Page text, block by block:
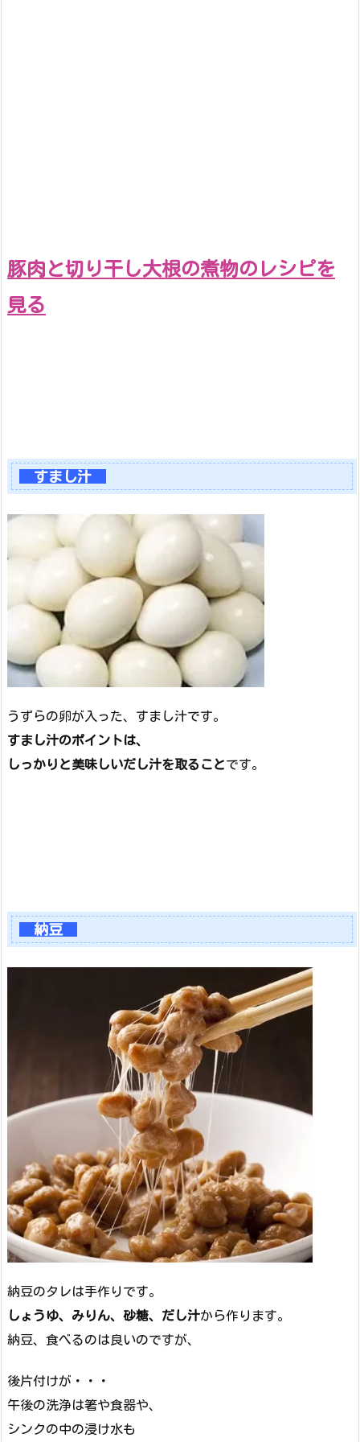
豚肉と切り干し大根の煮物のレシピを
見る
すまし汁
うずらの卵が入った、すまし汁です。
すまし汁のポイントは、
しっかりと美味しいだし汁を取ることです。
納豆
納豆のタレは手作りです。
しょうゆ、みりん、砂糖、だし汁から作ります。
納豆、食べるのは良いのですが、
後片付けが・・・
午後の洗浄は箸や食器や、
シンクの中の浸け水も